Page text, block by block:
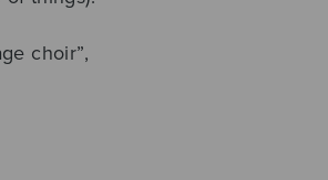
choir”,